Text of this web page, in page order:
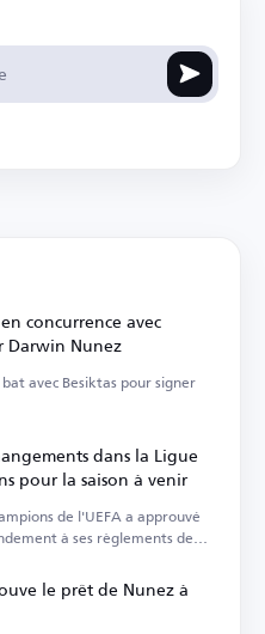
concurrence avec
Darwin Nunez
avec Besiktas pour signer
dans la Ligue
pour la saison à venir
de l'UEFA a approuvé
à ses règlements de
le prêt de Nunez à